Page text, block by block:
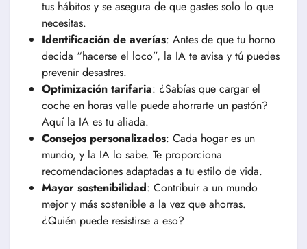
tus hábitos y se asegura de que gastes solo lo que
necesitas.
Identificación de averías: Antes de que tu horno
decida “hacerse el loco”, la IA te avisa y tú puedes
prevenir desastres.
Optimización tarifaria: ¿Sabías que cargar el
coche en horas valle puede ahorrarte un pastón?
Aquí la IA es tu aliada.
Consejos personalizados: Cada hogar es un
mundo, y la IA lo sabe. Te proporciona
recomendaciones adaptadas a tu estilo de vida.
Mayor sostenibilidad: Contribuir a un mundo
mejor y más sostenible a la vez que ahorras.
¿Quién puede resistirse a eso?